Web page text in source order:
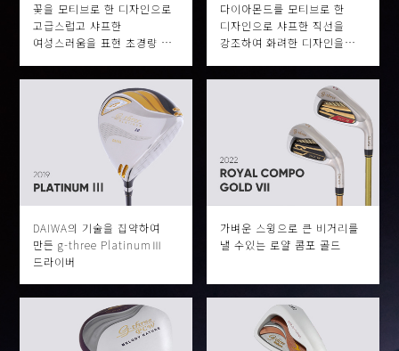
꽃을 모티브로 한 디자인으로
고급스럽고 샤프한
여성스러움을 표현 초경량 &
힘이 약한 골퍼들도 쉽게 사용
가능 초경량 그립을
다이아몬드를 모티브로 한
디자인으로 샤프한 직선을
강조하여 화려한 디자인을
샤프트의 채용으로 힘이 약한
골퍼들도 쉽게 사용 가능
DAIWA의 기술을 집약하여
만든 g-three PlatinumⅢ
드라이버
가벼운 스윙으로 큰 비거리를
낼 수있는 로얄 콤포 골드